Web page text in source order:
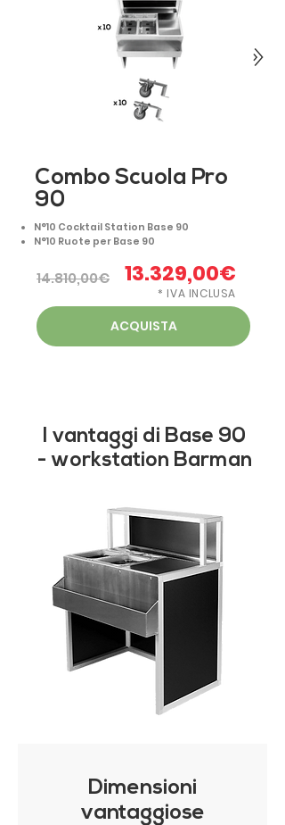
Combo Scuola Pro
90
N°10 Cocktail Station Base 90
N°10 Ruote per Base 90
14.810,00€ 13.329,00€
* IVA INCLUSA
ACQUISTA
I vantaggi di Base 90
- workstation Barman
Dimensioni
vantaggiose